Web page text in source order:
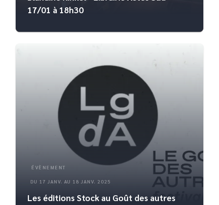
17/01 à 18h30
ÉVÈNEMENT
DU 17 JANV. AU 18 JANV. 2025
Les éditions Stock au Goût des autres